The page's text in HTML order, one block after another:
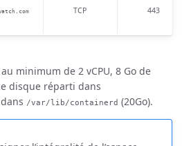
TCP 443
minimum de 2 vCPU, 8 Go de
disque réparti dans
/var/lib/containerd (20Go).